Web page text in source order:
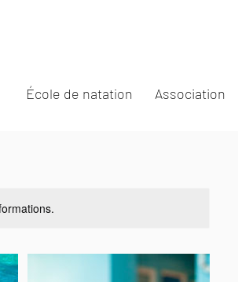
École de natation Association